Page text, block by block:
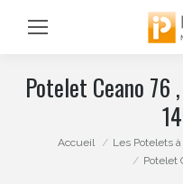
Potelet Ceano 76
Vous êtes ici :
Accueil Les Potelets
Potelet